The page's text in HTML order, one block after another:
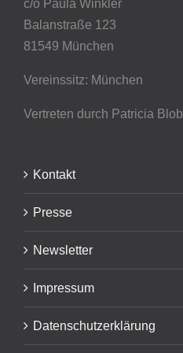
c/o Paula Winkler
Balanstraße 123
81549 München
Vereinssitz: München
Vertreten durch Patricia Blob
Kontakt
Presse
Newsletter
Impressum
Datenschutzerklärung